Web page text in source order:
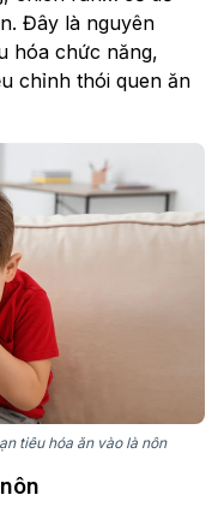
Đây là nguyên
hóa chức năng,
chỉnh thói quen ăn
tiêu hóa ăn vào là nôn